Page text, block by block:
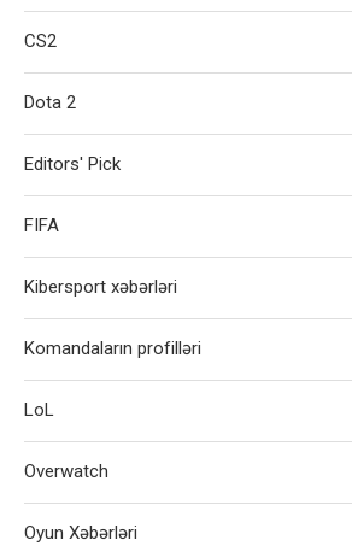
CS2
Dota 2
Editors' Pick
FIFA
Kibersport xəbərləri
Komandaların profilləri
LoL
Overwatch
Oyun Xəbərləri